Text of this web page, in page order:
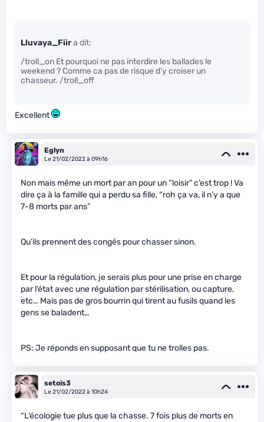
Lluvaya_Fiira dit:
/troll_on Et pourquoi ne pas interdire les ballades le
weekend ? Comme ca pas de risque d’y croiser un
chasseur. /troll_off
Excellent
Eglyn
Le 21/02/2022 à 09h16
Non mais même un mort par an pour un “loisir” c’est trop ! Va
dire ça à la famille qui a perdu sa fille, “roh ça va, il n’y a que
7-8 morts par ans”
Qu’ils prennent des congés pour chasser sinon.
Et pour la régulation, je serais plus pour une prise en charge
par l’état avec une régulation par stérilisation, ou capture,
etc… Mais pas de gros bourrin qui tirent au fusils quand les
gens se baladent…
PS: Je réponds en supposant que tu ne trolles pas.
setois3
Le 21/02/2022 à 10h24
“L’écologie tue plus que la chasse. 7 fois plus de morts en